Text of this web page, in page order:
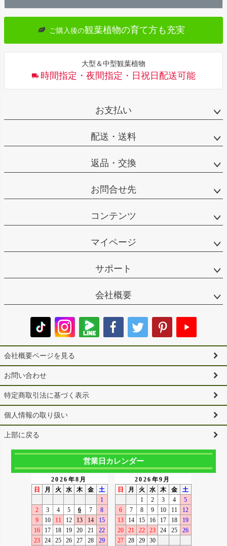
へ
ご購入後の観葉植物の育て方も充実
大型＆中型観葉植物
時間指定・夜間指定・日祝日配送可能
お支払い
配送・送料
返品・交換
お問合せ先
コンテンツ
マイページ
サポート
会社概要
会社概要ページを見る
お問い合わせ
特定商取引法に基づく表示
個人情報の取り扱い
上部に戻る
営業日カレンダー